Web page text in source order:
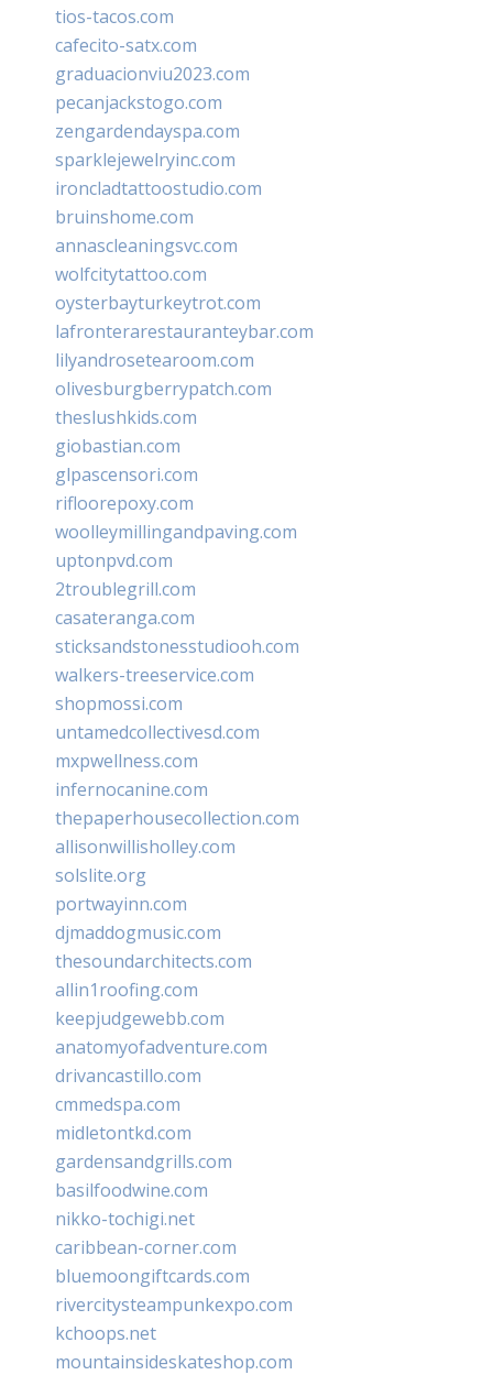
tios-tacos.com
cafecito-satx.com
graduacionviu2023.com
pecanjackstogo.com
zengardendayspa.com
sparklejewelryinc.com
ironcladtattoostudio.com
bruinshome.com
annascleaningsvc.com
wolfcitytattoo.com
oysterbayturkeytrot.com
lafronterarestauranteybar.com
lilyandrosetearoom.com
olivesburgberrypatch.com
theslushkids.com
giobastian.com
glpascensori.com
rifloorepoxy.com
woolleymillingandpaving.com
uptonpvd.com
2troublegrill.com
casateranga.com
sticksandstonesstudiooh.com
walkers-treeservice.com
shopmossi.com
untamedcollectivesd.com
mxpwellness.com
infernocanine.com
thepaperhousecollection.com
allisonwillisholley.com
solslite.org
portwayinn.com
djmaddogmusic.com
thesoundarchitects.com
allin1roofing.com
keepjudgewebb.com
anatomyofadventure.com
drivancastillo.com
cmmedspa.com
midletontkd.com
gardensandgrills.com
basilfoodwine.com
nikko-tochigi.net
caribbean-corner.com
bluemoongiftcards.com
rivercitysteampunkexpo.com
kchoops.net
mountainsideskateshop.com